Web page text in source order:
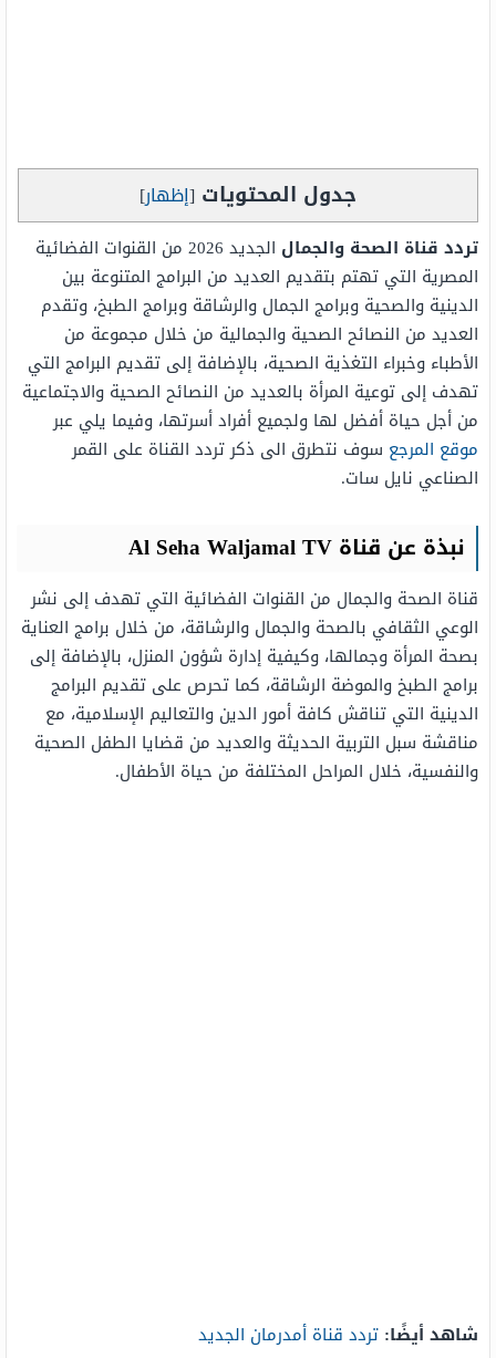
جدول المحتويات [إظهار]
تردد قناة الصحة والجمال
الجديد 2026 من القنوات الفضائية
المصرية التي تهتم بتقديم العديد من البرامج المتنوعة بين
الدينية والصحية وبرامج الجمال والرشاقة وبرامج الطبخ، وتقدم
العديد من النصائح الصحية والجمالية من خلال مجموعة من
الأطباء وخبراء التغذية الصحية، بالإضافة إلى تقديم البرامج التي
تهدف إلى توعية المرأة بالعديد من النصائح الصحية والاجتماعية
من أجل حياة أفضل لها ولجميع أفراد أسرتها، وفيما يلي عبر
موقع المرجع سوف نتطرق الى ذكر تردد القناة على القمر
الصناعي نايل سات.
نبذة عن قناة Al Seha Waljamal TV
قناة الصحة والجمال من القنوات الفضائية التي تهدف إلى نشر
الوعي الثقافي بالصحة والجمال والرشاقة، من خلال برامج العناية
بصحة المرأة وجمالها، وكيفية إدارة شؤون المنزل، بالإضافة إلى
برامج الطبخ والموضة الرشاقة، كما تحرص على تقديم البرامج
الدينية التي تناقش كافة أمور الدين والتعاليم الإسلامية، مع
مناقشة سبل التربية الحديثة والعديد من قضايا الطفل الصحية
والنفسية، خلال المراحل المختلفة من حياة الأطفال.
شاهد أيضًا: تردد قناة أمدرمان الجديد